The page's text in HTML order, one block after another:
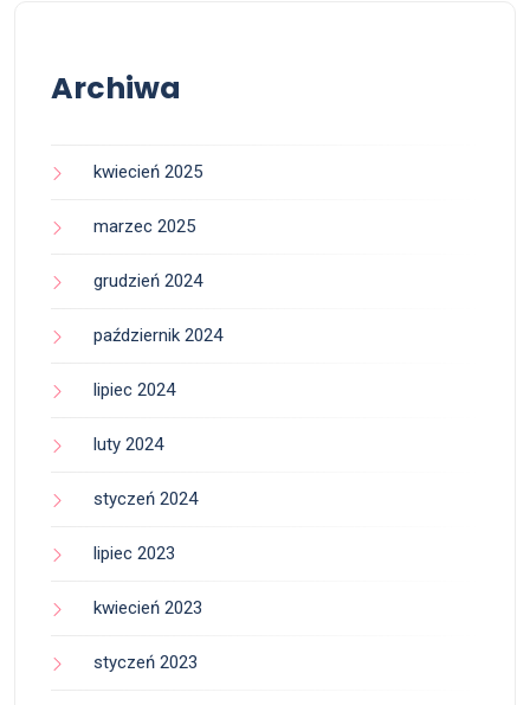
Archiwa
kwiecień 2025
marzec 2025
grudzień 2024
październik 2024
lipiec 2024
luty 2024
styczeń 2024
lipiec 2023
kwiecień 2023
styczeń 2023